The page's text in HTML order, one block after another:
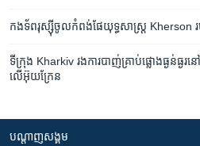
កងទ័ព​រុស្ស៊ី​ចូល​កំពង់ផែ​យុទ្ធសាស្ត្រ Kherson
ទីក្រុង Kharkiv រង​ការ​បាញ់​គ្រាប់ផ្លោង​ធ្ងន់ធ្ងរ​
លើ​អ៊ុយក្រែន
បណ្តាញ​សង្គម